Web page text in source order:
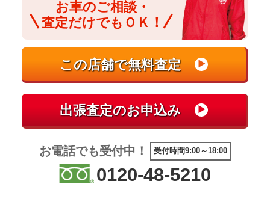
お車のご相談・
査定だけでもＯＫ！
お電話でも受付中！ 受付時間9:00～18:00
0120-48-5210